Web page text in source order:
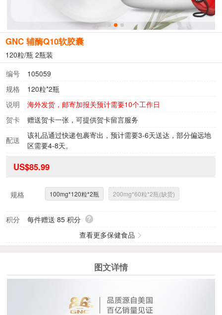
GNC 辅酶Q10软胶囊
120粒/瓶 2瓶装
编号
105059
规格
120粒*2瓶
说明
海外发货，邮寄加报关预计需要10个工作日
贺卡
赠送贺卡一张，可提供贺卡留言服务
配送
该礼品通过快递包裹寄出，预计需要3-6天送达，部分偏远地
区需要4-8天。
US$85.99
规格 100mg*120粒*2瓶 200mg*60粒*2瓶(缺货)
积分 每件赠送85 积分
?
查看更多保健食品
图文详情